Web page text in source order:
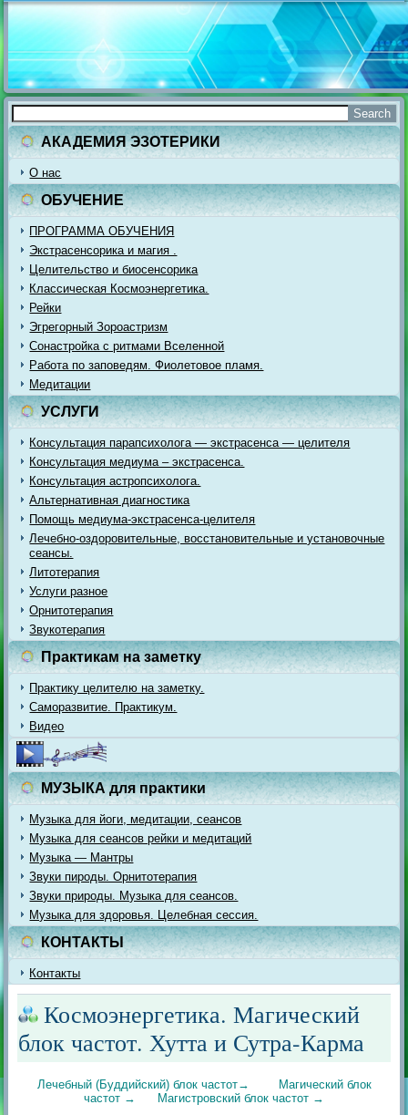
АКАДЕМИЯ ЭЗОТЕРИКИ
О нас
ОБУЧЕНИЕ
ПРОГРАММА ОБУЧЕНИЯ
Экстрасенсорика и магия .
Целительство и биосенсорика
Классическая Космоэнергетика.
Рейки
Эгрегорный Зороастризм
Сонастройка с ритмами Вселенной
Работа по заповедям. Фиолетовое пламя.
Медитации
УСЛУГИ
Консультация парапсихолога — экстрасенса — целителя
Консультация медиума – экстрасенса.
Консультация астропсихолога.
Альтернативная диагностика
Помощь медиума-экстрасенса-целителя
Лечебно-оздоровительные, восстановительные и установочные
сеансы.
Литотерапия
Услуги разное
Орнитотерапия
Звукотерапия
Практикам на заметку
Практику целителю на заметку.
Саморазвитие. Практикум.
Видео
МУЗЫКА для практики
Музыка для йоги, медитации, сеансов
Музыка для сеансов рейки и медитаций
Музыка — Мантры
Звуки пироды. Орнитотерапия
Звуки природы. Музыка для сеансов.
Музыка для здоровья. Целебная сессия.
КОНТАКТЫ
Контакты
Космоэнергетика. Магический
блок частот. Хутта и Сутра-Карма
Лечебный (Буддийский) блок частот→
Магический блок
частот →
Магистровский блок частот →